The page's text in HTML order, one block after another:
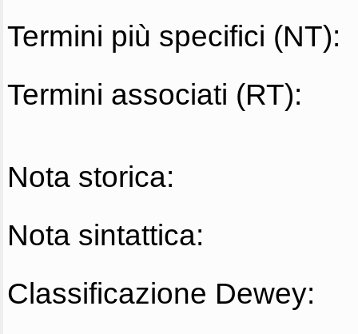
Termini più specifici (NT):
Termini associati (RT):
Nota storica:
Nota sintattica:
Classificazione Dewey: